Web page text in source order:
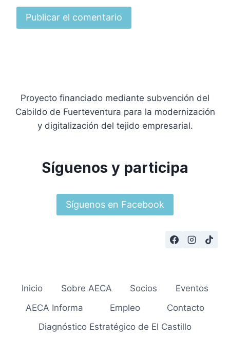
Proyecto financiado mediante subvención del
Cabildo de Fuerteventura para la modernización
y digitalización del tejido empresarial.
Síguenos y participa
Síguenos en Facebook
Inicio Sobre AECA Socios
Eventos
AECA Informa
Empleo
Contacto
Diagnóstico Estratégico de El Castillo